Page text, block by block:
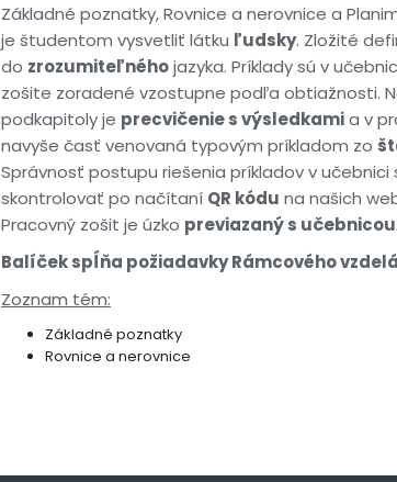
Základné poznatky, Rovnice a nerovnice a
je študentom vysvetliť látku ľudsky. Zložité
do zrozumiteľnéhojazyka. Príklady sú v
zošite zoradené vzostupne podľa obtiažnosti.
podkapitoly je precvičenie s výsledkamia v
navyše časť venovaná typovým príkladom zo
Správnosť postupu riešenia príkladov v
skontrolovať po načítaní QR kódu na našich
Pracovný zošit je úzko previazaný s učebnicou.
Balíček spĺňa požiadavky Rámcového
Zoznam tém:
Základné poznatky
Rovnice a nerovnice